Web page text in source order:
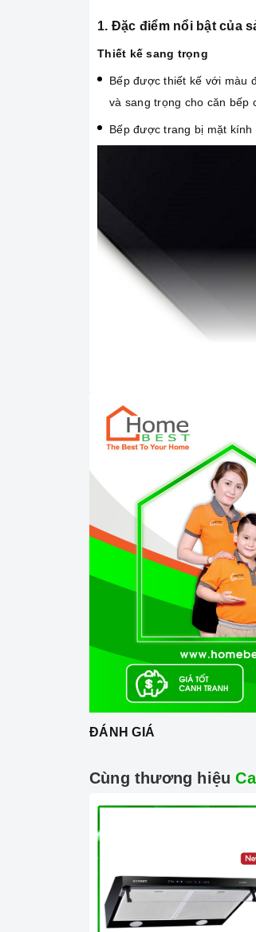
1. Đặc điểm nổi bật của
Thiết kế sang trọng
Bếp được thiết kế với màu
và sang trọng cho căn bếp
Bếp được trang bị mặt kính
Công nghệ hiện đại
Linh kiện: Mâm đốt Sabaf.
Hệ thống đánh lửa bằng
ĐÁNH GIÁ
Cùng thương hiệu